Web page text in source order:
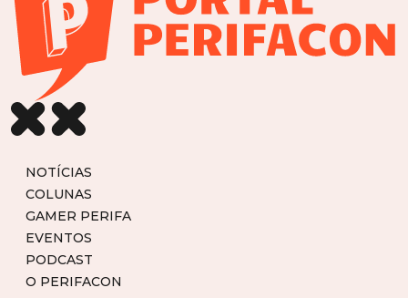
NOTÍCIAS
COLUNAS
GAMER PERIFA
EVENTOS
PODCAST
O PERIFACON